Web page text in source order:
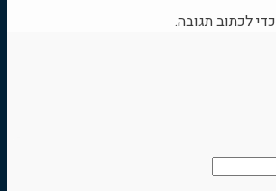
לכתוב תגובה.